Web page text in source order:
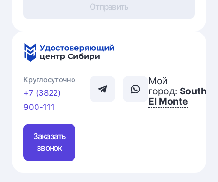
Отправить
Круглосуточно
+7 (3822)
900-111
Заказать
звонок
Мой
город: South
El Monte